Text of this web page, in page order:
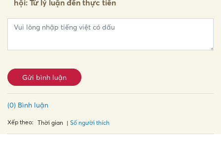
hội: Từ lý luận đến thực tiễn
Gửi bình luận
(0) Bình luận
Xếp theo: Thời gian Số người thích